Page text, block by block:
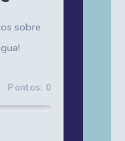
sobre
Pontos: 0